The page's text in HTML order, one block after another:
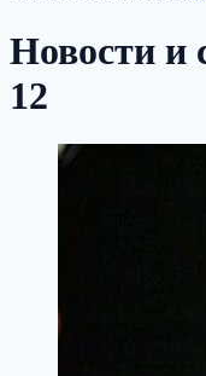
Новости и
12